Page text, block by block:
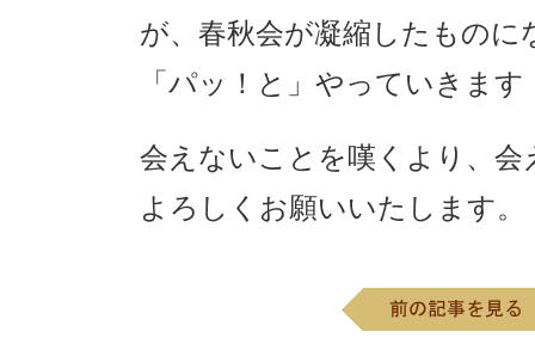
が、春秋会が凝縮したもの
「パッ！と」やっていきます
会えないことを嘆くより、
よろしくお願いいたします。